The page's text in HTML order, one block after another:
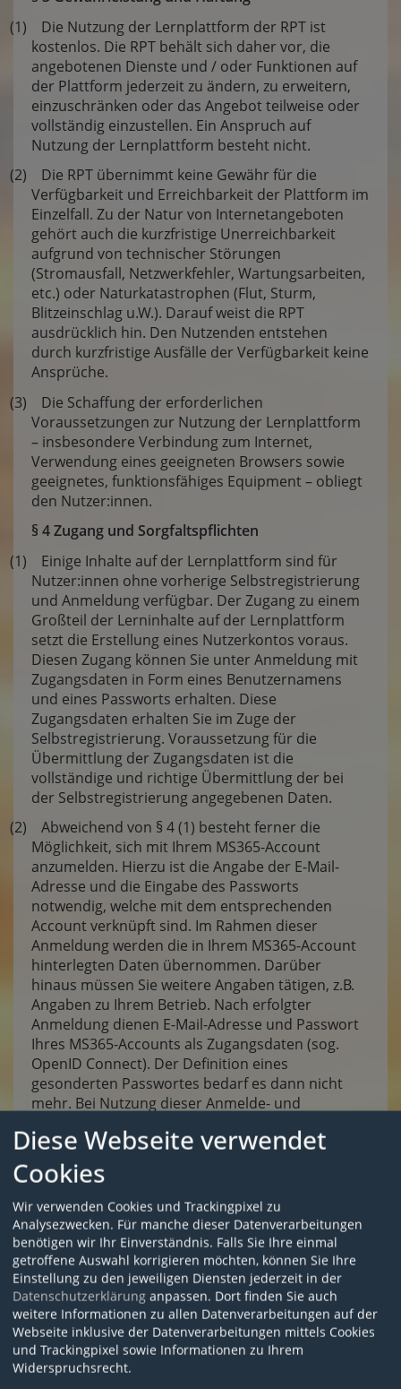
(1) Die Nutzung der Lernplattform der RPT ist
kostenlos. Die RPT behält sich daher vor, die
angebotenen Dienste und / oder Funktionen auf
der Plattform jederzeit zu ändern, zu erweitern,
einzuschränken oder das Angebot teilweise oder
vollständig einzustellen. Ein Anspruch auf
Nutzung der Lernplattform besteht nicht.
(2) Die RPT übernimmt keine Gewähr für die
Verfügbarkeit und Erreichbarkeit der Plattform im
Einzelfall. Zu der Natur von Internetangeboten
gehört auch die kurzfristige Unerreichbarkeit
aufgrund von technischer Störungen
(Stromausfall, Netzwerkfehler, Wartungsarbeiten,
etc.) oder Naturkatastrophen (Flut, Sturm,
Blitzeinschlag u.W.). Darauf weist die RPT
ausdrücklich hin. Den Nutzenden entstehen
durch kurzfristige Ausfälle der Verfügbarkeit keine
Ansprüche.
(3) Die Schaffung der erforderlichen
Voraussetzungen zur Nutzung der Lernplattform
– insbesondere Verbindung zum Internet,
Verwendung eines geeigneten Browsers sowie
geeignetes, funktionsfähiges Equipment – obliegt
den Nutzer:innen.
§ 4 Zugang und Sorgfaltspflichten
(1) Einige Inhalte auf der Lernplattform sind für
Nutzer:innen ohne vorherige Selbstregistrierung
und Anmeldung verfügbar. Der Zugang zu einem
Großteil der Lerninhalte auf der Lernplattform
setzt die Erstellung eines Nutzerkontos voraus.
Diesen Zugang können Sie unter Anmeldung mit
Zugangsdaten in Form eines Benutzernamens
und eines Passworts erhalten. Diese
Zugangsdaten erhalten Sie im Zuge der
Selbstregistrierung. Voraussetzung für die
Übermittlung der Zugangsdaten ist die
vollständige und richtige Übermittlung der bei
der Selbstregistrierung angegebenen Daten.
(2) Abweichend von § 4 (1) besteht ferner die
Möglichkeit, sich mit Ihrem MS365-Account
anzumelden. Hierzu ist die Angabe der E-Mail-
Adresse und die Eingabe des Passworts
notwendig, welche mit dem entsprechenden
Account verknüpft sind. Im Rahmen dieser
Anmeldung werden die in Ihrem MS365-Account
hinterlegten Daten übernommen. Darüber
hinaus müssen Sie weitere Angaben tätigen, z.B.
Angaben zu Ihrem Betrieb. Nach erfolgter
Anmeldung dienen E-Mail-Adresse und Passwort
Ihres MS365-Accounts als Zugangsdaten (sog.
OpenID Connect). Der Definition eines
gesonderten Passwortes bedarf es dann nicht
mehr. Bei Nutzung dieser Anmelde- und
Corporation übertragen werden. Weitere
Informationen finden Sie in unserer
Datenschutzerklärung.
(3) Mit der Nutzung der Lernplattform versichern
Sie, dass Sie Ihre Zugangsdaten vor
unautorisiertem Zugriff schützen werden. Falls
Ihnen eine missbräuchliche Verwendung der
Zugangsdaten auffällt oder Sie vermuten, dass
Ihre Daten missbräuchlich verwendet werden,
sind Sie verpflichtet, die RPT unverzüglich zu
benachrichtigen. Ein Nutzerkonto ist nicht auf
Dritte übertragbar.
Diese Webseite verwendet
Cookies
Wir verwenden Cookies und Trackingpixel zu
Analysezwecken. Für manche dieser Datenverarbeitungen
benötigen wir Ihr Einverständnis. Falls Sie Ihre einmal
getroffene Auswahl korrigieren möchten, können Sie Ihre
Einstellung zu den jeweiligen Diensten jederzeit in der
Datenschutzerklärung anpassen. Dort finden Sie auch
weitere Informationen zu allen Datenverarbeitungen auf der
Webseite inklusive der Datenverarbeitungen mittels Cookies
und Trackingpixel sowie Informationen zu Ihrem
Widerspruchsrecht.